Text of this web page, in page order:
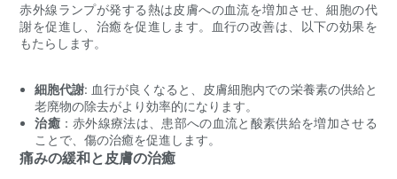
赤外線ランプが発する熱は皮膚への血流を増加させ、細胞の代
謝を促進し、治癒を促進します。血行の改善は、以下の効果を
もたらします。
細胞代謝: 血行が良くなると、皮膚細胞内での栄養素の供給と
老廃物の除去がより効率的になります。
治癒：赤外線療法は、患部への血流と酸素供給を増加させる
ことで、傷の治癒を促進します。
痛みの緩和と皮膚の治癒